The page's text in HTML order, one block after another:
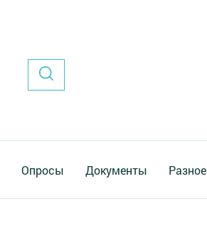
Опросы Документы Разное